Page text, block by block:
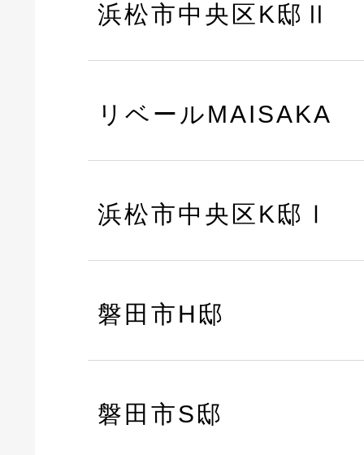
浜松市中央区K邸Ⅱ
リベールMAISAKA
浜松市中央区K邸Ⅰ
磐田市H邸
磐田市S邸